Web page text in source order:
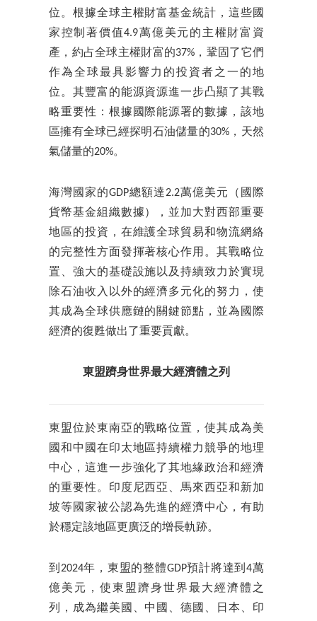
位。根據全球主權財富基金統計，這些國
家控制著價值4.9萬億美元的主權財富資
產，約占全球主權財富的37%，鞏固了它們
作為全球最具影響力的投資者之一的地
位。其豐富的能源資源進一步凸顯了其戰
略重要性：根據國際能源署的數據，該地
區擁有全球已經探明石油儲量的30%，天然
氣儲量的20%。
海灣國家的GDP總額達2.2萬億美元（國際
貨幣基金組織數據），並加大對西部重要
地區的投資，在維護全球貿易和物流網絡
的完整性方面發揮著核心作用。其戰略位
置、強大的基礎設施以及持續致力於實現
除石油收入以外的經濟多元化的努力，使
其成為全球供應鏈的關鍵節點，並為國際
經濟的復甦做出了重要貢獻。
東盟躋身世界最大經濟體之列
東盟位於東南亞的戰略位置，使其成為美
國和中國在印太地區持續權力競爭的地理
中心，這進一步強化了其地緣政治和經濟
的重要性。印度尼西亞、馬來西亞和新加
坡等國家被公認為先進的經濟中心，有助
於穩定該地區更廣泛的增長軌跡。
到2024年，東盟的整體GDP預計將達到4萬
億美元，使東盟躋身世界最大經濟體之
列，成為繼美國、中國、德國、日本、印